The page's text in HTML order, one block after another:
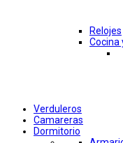
Relojes
Cocina
Verduleros
Camareras
Dormitorio